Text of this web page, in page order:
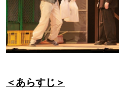
＜あらすじ＞